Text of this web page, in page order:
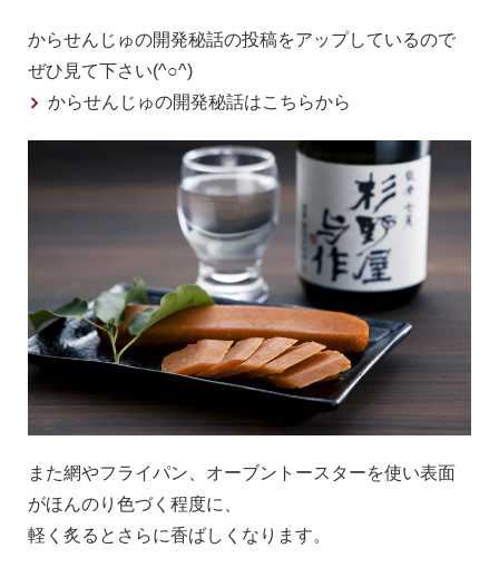
からせんじゅの開発秘話の投稿をアップしているので
ぜひ見て下さい(^○^)
からせんじゅの開発秘話はこちらから
また網やフライパン、オーブントースターを使い表面
がほんのり色づく程度に、
軽く炙るとさらに香ばしくなります。